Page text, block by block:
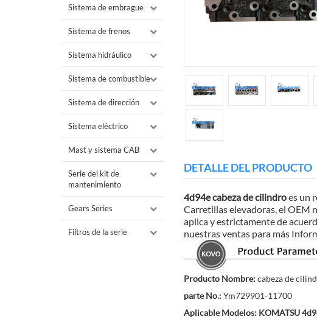
Sistema de embrague
Sistema de frenos
Sistema hidráulico
Sistema de combustible
Sistema de dirección
Sistema eléctrico
Mast y sistema CAB
Serie del kit de
mantenimiento
Gears Series
Filtros de la serie
DETALLE DEL PRODUCTO
4d94e cabeza de cilindroes un
Carretillas elevadoras, el OEM
aplica y estrictamente de
nuestras ventas para más
Producto Nombre:cabeza de
parte No.:Ym729901-11700
Aplicable Modelos: KOMATSU